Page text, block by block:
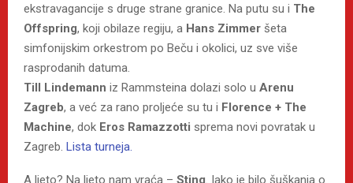
ekstravagancije s druge strane granice. Na putu su i The
Offspring, koji obilaze regiju, a Hans Zimmer šeta
simfonijskim orkestrom po Beču i okolici, uz sve više
rasprodanih datuma.
Till Lindemann iz Rammsteina dolazi solo u Arenu
Zagreb, a već za rano proljeće su tu i Florence + The
Machine, dok Eros Ramazzotti sprema novi povratak u
Zagreb. Lista turneja.
A ljeto? Na ljeto nam vraća – Sting . Iako je bilo šuškanja o